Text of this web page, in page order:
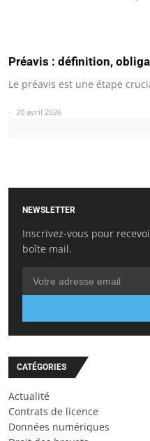
Préavis : définition,
Le préavis est une étape
20 avril 2026
NEWSLETTER
Inscrivez-vous pour
boîte mail.
CATÉGORIES
Actualité
Contrats de licence
Données numériques